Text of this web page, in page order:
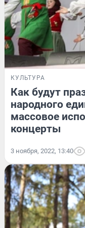
КУЛЬТУРА
Как будут
народного
массовое
концерты
3 ноября, 2022, 13:40